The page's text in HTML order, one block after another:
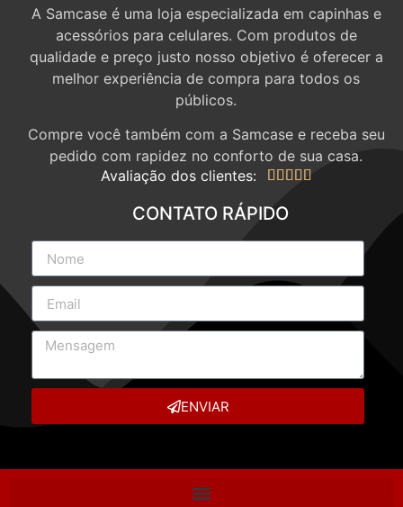
A Samcase é uma loja especializada em capinhas e
acessórios para celulares. Com produtos de
qualidade e preço justo nosso objetivo é oferecer a
melhor experiência de compra para todos os
públicos.
Compre você também com a Samcase e receba seu
pedido com rapidez no conforto de sua casa.
Avaliação dos clientes:
    
CONTATO RÁPIDO
ENVIAR